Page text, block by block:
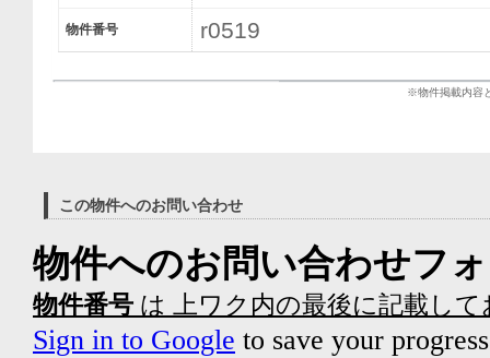
物件番号 r0519
※物件掲載内容
この物件へのお問い合わせ